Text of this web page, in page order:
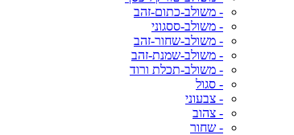
- משולב-כתום-זהב
- משולב-ססגוני
- משולב-שחור-זהב
- משולב-שמנת-זהב
- משולב-תכלת ורוד
- סגול
- צבעוני
- צהוב
- שחור